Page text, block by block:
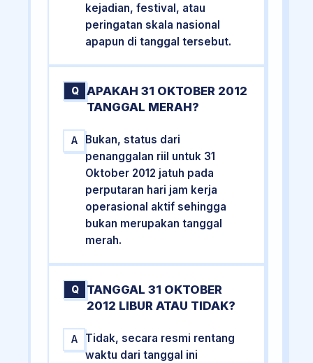
kejadian, festival, atau
peringatan skala nasional
apapun di tanggal tersebut.
Q
APAKAH 31 OKTOBER 2012
TANGGAL MERAH?
A
Bukan, status dari
penanggalan riil untuk 31
Oktober 2012 jatuh pada
perputaran hari jam kerja
operasional aktif sehingga
bukan merupakan tanggal
merah.
Q
TANGGAL 31 OKTOBER
2012 LIBUR ATAU TIDAK?
A
Tidak, secara resmi rentang
waktu dari tanggal ini